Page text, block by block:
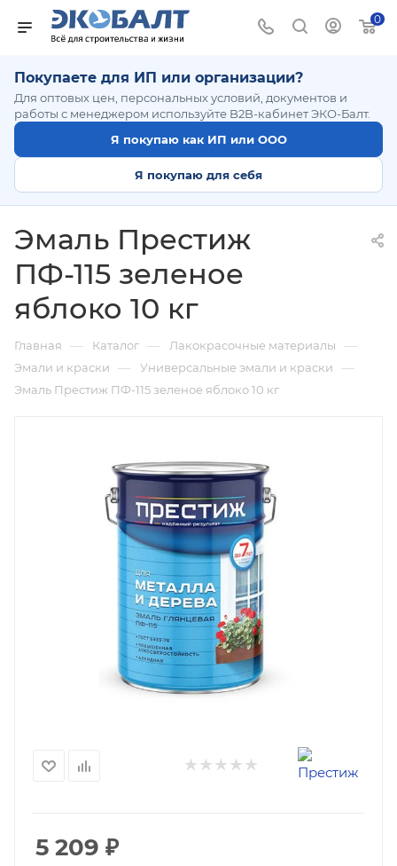
0
Покупаете для ИП или организации?
Для оптовых цен, персональных условий, документов и
работы с менеджером используйте B2B-кабинет ЭКО-Балт.
Я покупаю как ИП или ООО
Я покупаю для себя
Эмаль Престиж
ПФ-115 зеленое
яблоко 10 кг
Главная — Каталог — Лакокрасочные материалы —
Эмали и краски — Универсальные эмали и краски —
Эмаль Престиж ПФ-115 зеленое яблоко 10 кг
5 209 ₽